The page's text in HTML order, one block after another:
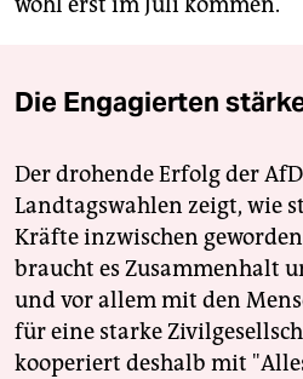
Die Engagierten
Der drohende Erfolg der
Landtagswahlen zeigt, wie
Kräfte inzwischen
braucht es Zusammenhalt
und vor allem mit den
für eine starke
kooperiert deshalb mit